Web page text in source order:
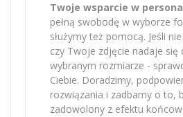
Twoje wsparcie w
pełną swobodę w wyborze
służymy też pomocą. Jeśli
czy Twoje zdjęcie nadaje się
wybranym rozmiarze -
Ciebie. Doradzimy,
rozwiązania i zadbamy o to,
zadowolony z efektu